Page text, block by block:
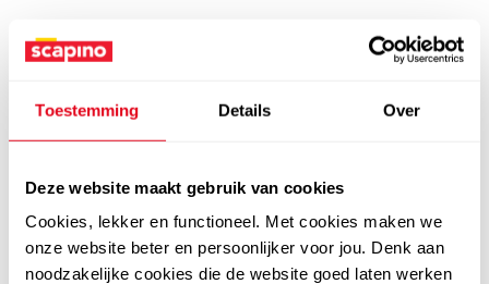
Toestemming Details Over
Deze website maakt gebruik van cookies
Cookies, lekker en functioneel. Met cookies maken we
onze website beter en persoonlijker voor jou. Denk aan
noodzakelijke cookies die de website goed laten werken